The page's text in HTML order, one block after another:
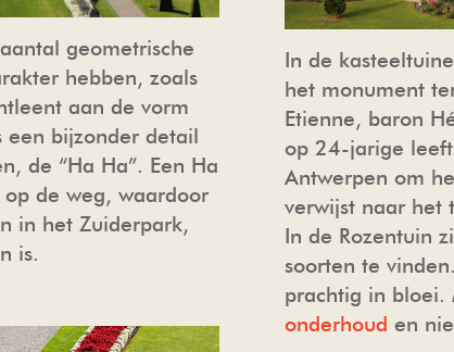
geometrische
hebben, zoals
aan de vorm
een bijzonder detail
de “Ha Ha”. Een Ha
de weg, waardoor
in het Zuiderpark,
is.
In de
het monument
Etienne, baron
op 24-jarige
Antwerpen om
verwijst naar het
In de Rozentuin
soorten te
prachtig in bloei.
onderhoud en